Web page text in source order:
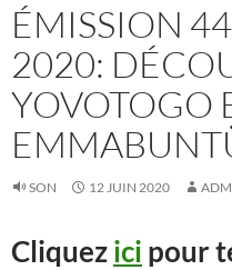
ÉMISSION
2020:
YOVOTOGO
SON 12 JUIN 2020
Cliquezici pour